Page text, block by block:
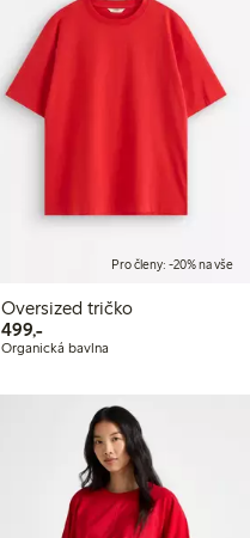
Pro členy: -20% na vše
Oversized tričko
499,-499,00 Kč
Organická bavlna